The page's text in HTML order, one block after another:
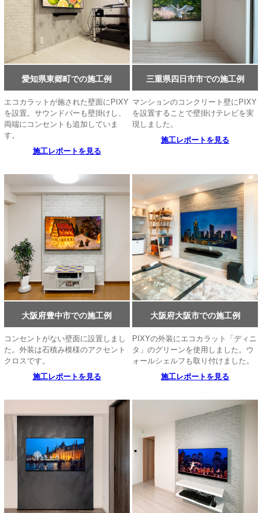
愛知県東郷町での施工例
エコカラットが施された壁面にPIXY
を設置。サウンドバーも壁掛けし、
両端にコンセントも追加していま
す。
施工レポートを見る
三重県四日市市での施工例
マンションのコンクリート壁にPIXY
を設置することで壁掛けテレビを実
現しました。
施工レポートを見る
大阪府豊中市での施工例
コンセントがない壁面に設置しまし
た。外装は石積み模様のアクセント
クロスです。
施工レポートを見る
大阪府大阪市での施工例
PIXYの外装にエコカラット「ディニ
タ」のグリーンを使用しました。ウ
ォールシェルフも取り付けました。
施工レポートを見る